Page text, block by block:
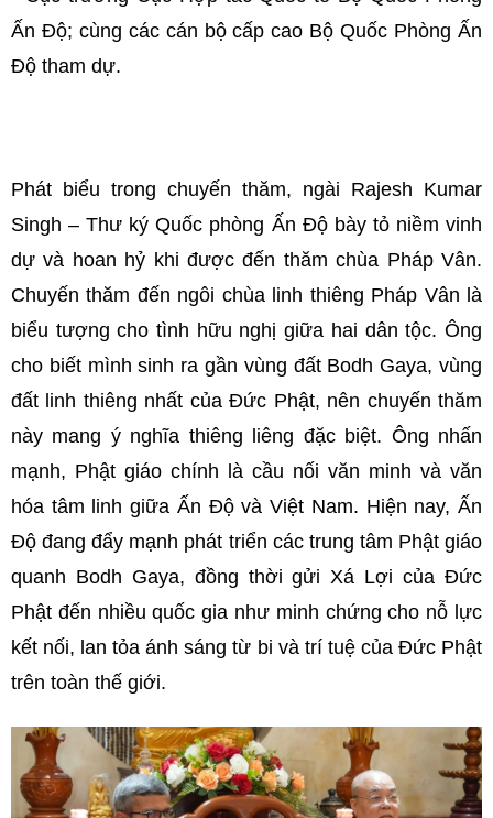
Ấn Độ; cùng các cán bộ cấp cao Bộ Quốc Phòng Ấn
Độ tham dự.
Phát biểu trong chuyến thăm, ngài Rajesh Kumar
Singh – Thư ký Quốc phòng Ấn Độ bày tỏ niềm vinh
dự và hoan hỷ khi được đến thăm chùa Pháp Vân.
Chuyến thăm đến ngôi chùa linh thiêng Pháp Vân là
biểu tượng cho tình hữu nghị giữa hai dân tộc. Ông
cho biết mình sinh ra gần vùng đất Bodh Gaya, vùng
đất linh thiêng nhất của Đức Phật, nên chuyến thăm
này mang ý nghĩa thiêng liêng đặc biệt. Ông nhấn
mạnh, Phật giáo chính là cầu nối văn minh và văn
hóa tâm linh giữa Ấn Độ và Việt Nam. Hiện nay, Ấn
Độ đang đẩy mạnh phát triển các trung tâm Phật giáo
quanh Bodh Gaya, đồng thời gửi Xá Lợi của Đức
Phật đến nhiều quốc gia như minh chứng cho nỗ lực
kết nối, lan tỏa ánh sáng từ bi và trí tuệ của Đức Phật
trên toàn thế giới.